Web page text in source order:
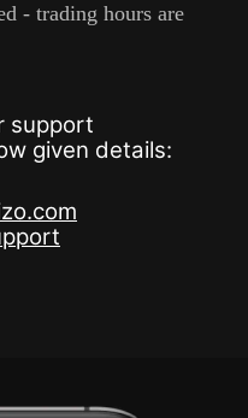
- trading hours are
support
given details: